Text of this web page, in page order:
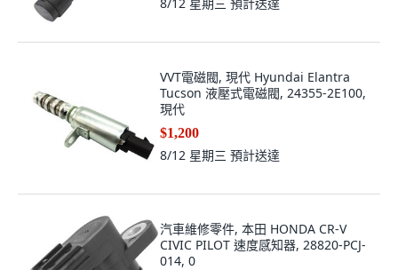
VVT電磁閥, 現代 Hyundai Elantra
Tucson 液壓式電磁閥, 24355-2E100,
現代
$1,200
8/12 星期三 預計送達
汽車維修零件, 本田 HONDA CR-V
CIVIC PILOT 速度感知器, 28820-PCJ-
014, 0